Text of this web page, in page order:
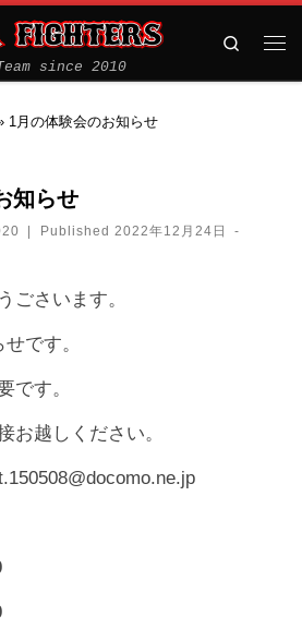
since 2010
Search
1月の体験会のお知らせ
知らせ
Published 2022年12月24日
-
ごさいます。
です。
です。
お越しください。